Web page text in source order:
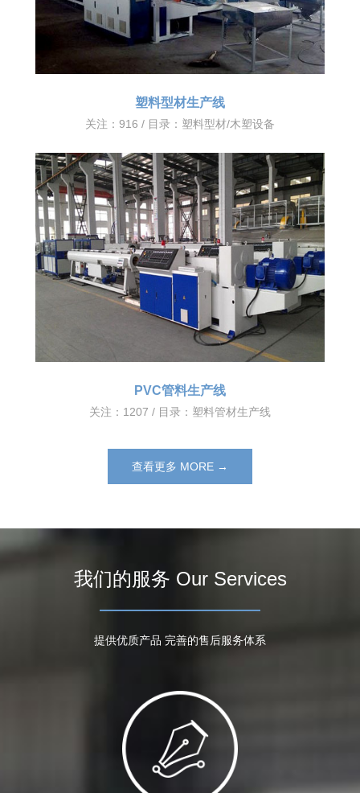
塑料型材生产线
关注：916 / 目录： 塑料型材/木塑设备
PVC管料生产线
关注：1207 / 目录： 塑料管材生产线
查看更多 MORE →
我们的服务 Our Services
提供优质产品 完善的售后服务体系